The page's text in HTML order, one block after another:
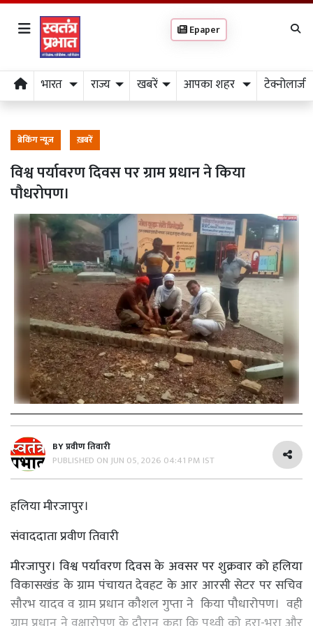
Epaper
भारत राज्य खबरें आपका शहर टेक्नोलाजी
ब्रेकिंग न्यूज़ ख़बरें
विश्व पर्यावरण दिवस पर ग्राम प्रधान ने किया
पौधरोपण।
BYप्रवीण तिवारी
PUBLISHED ONJUN 05, 2026 04:41 PM IST
हलिया मीरजापुर।
संवाददाता प्रवीण तिवारी
मीरजापुर। विश्व पर्यावरण दिवस के अवसर पर शुक्रवार को हलिया
विकासखंड के ग्राम पंचायत देवहट के आर आरसी सेटर पर सचिव
सौरभ यादव व ग्राम प्रधान कौशल गुप्ता ने किया पौधारोपण। वही